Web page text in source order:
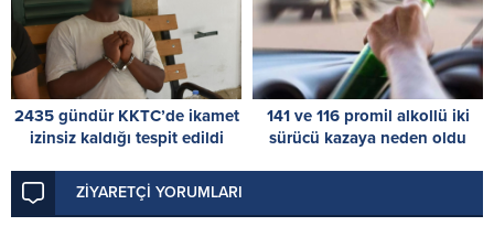
2435 gündür KKTC’de ikamet
izinsiz kaldığı tespit edildi
141 ve 116 promil alkollü iki
sürücü kazaya neden oldu
ZİYARETÇİ YORUMLARI